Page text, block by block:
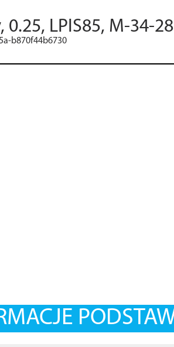
LPIS85, M-34-
b870f44b6730